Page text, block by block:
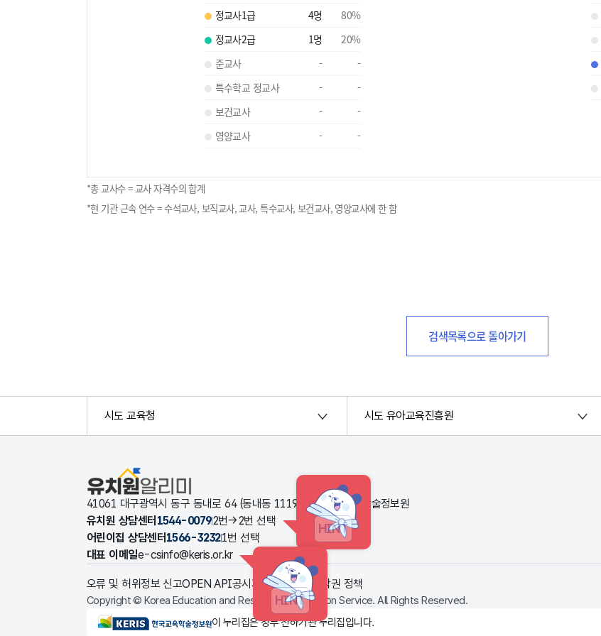
정교사1급
4명 80%
정교사2급
1명 20%
준교사
-
-
특수학교 정교사
-
-
보건교사
-
-
영양교사
- -
*총 교사수 = 교사 자격수의 합계
*현 기관 근속 연수 = 수석교사, 보직교사, 교사, 특수교사, 보건교사, 영양교사에 한 함
검색목록으로 돌아가기
시도 교육청 시도 유아교육진흥원
유치원알리미
41061 대구광역시 동구 동내로 64 (동내동 1119번지) 한국교육학술정보원
유치원 상담센터 1544-00792번→2번 선택
HINT
어린이집 상담센터 1566-32321번 선택
대표 이메일e-csinfo@keris.or.kr
HINT
오류 및 허위정보 신고OPEN API공시자료 다운로드저작권 정책
Copyright © Korea Education and Research Information Service. All Rights Reserved.
KERIS한국교육학술정보원이 누리집은 정부 산하기관 누리집입니다.